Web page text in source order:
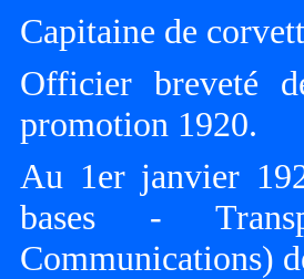
Capitaine de
Officier breveté
promotion 1920.
Au 1er janvier
bases -
Communications)